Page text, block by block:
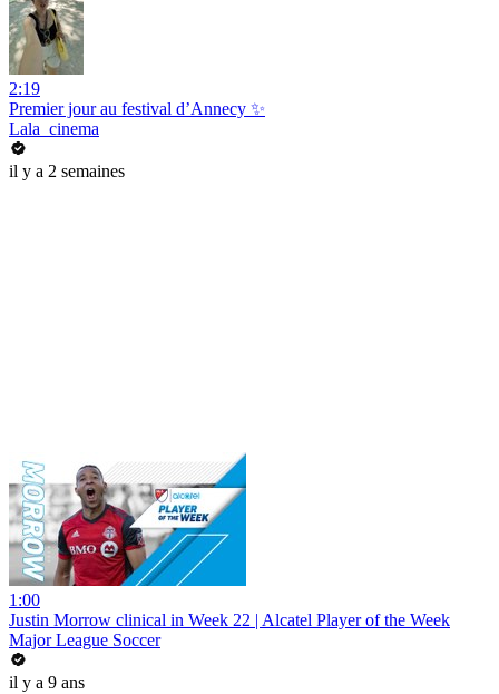
2:19
Premier jour au festival d’Annecy ✨
Lala_cinema
il y a 2 semaines
1:00
Justin Morrow clinical in Week 22 | Alcatel Player of the Week
Major League Soccer
il y a 9 ans